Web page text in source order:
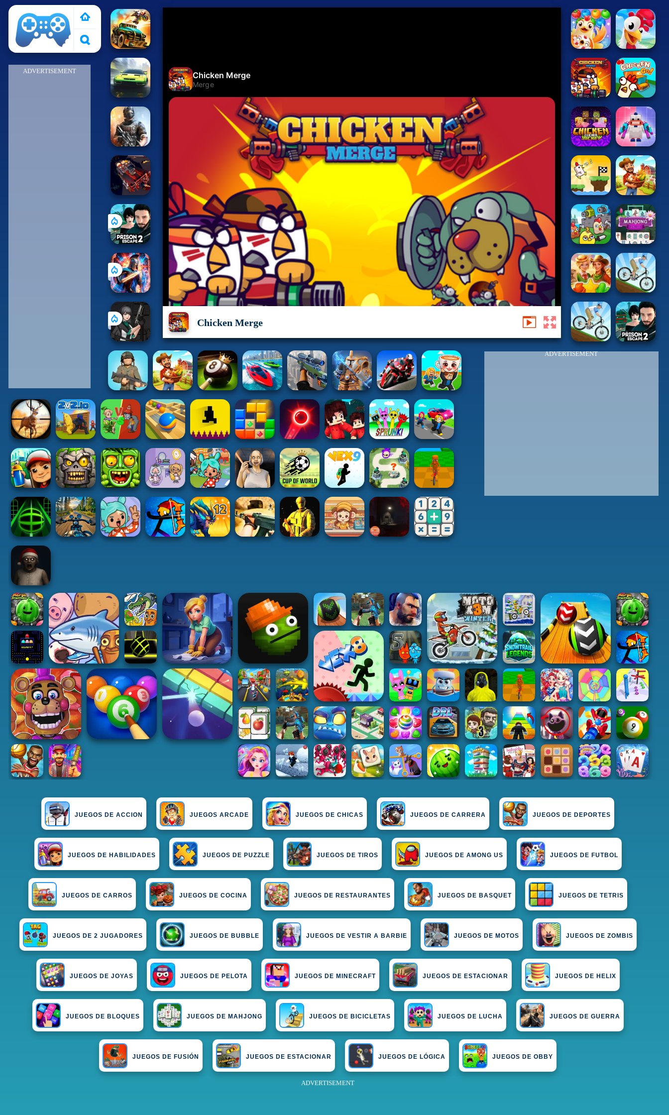
ADVERTISEMENT
Chicken Merge
ADVERTISEMENT
JUEGOS DE ACCION JUEGOS ARCADE JUEGOS DE CHICAS JUEGOS DE CARRERA JUEGOS DE DEPORTES
JUEGOS DE HABILIDADES JUEGOS DE PUZZLE JUEGOS DE TIROS JUEGOS DE AMONG US JUEGOS DE FUTBOL
JUEGOS DE CARROS JUEGOS DE COCINA JUEGOS DE RESTAURANTES JUEGOS DE BASQUET JUEGOS DE TETRIS
JUEGOS DE 2 JUGADORES JUEGOS DE BUBBLE JUEGOS DE VESTIR A BARBIE JUEGOS DE MOTOS JUEGOS DE ZOMBIS
JUEGOS DE JOYAS JUEGOS DE PELOTA JUEGOS DE MINECRAFT JUEGOS DE ESTACIONAR JUEGOS DE HELIX
JUEGOS DE BLOQUES JUEGOS DE MAHJONG JUEGOS DE BICICLETAS JUEGOS DE LUCHA JUEGOS DE GUERRA
JUEGOS DE FUSIÓN JUEGOS DE ESTACIONAR JUEGOS DE LÓGICA JUEGOS DE OBBY
ADVERTISEMENT